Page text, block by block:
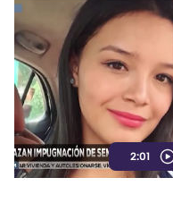
2:01